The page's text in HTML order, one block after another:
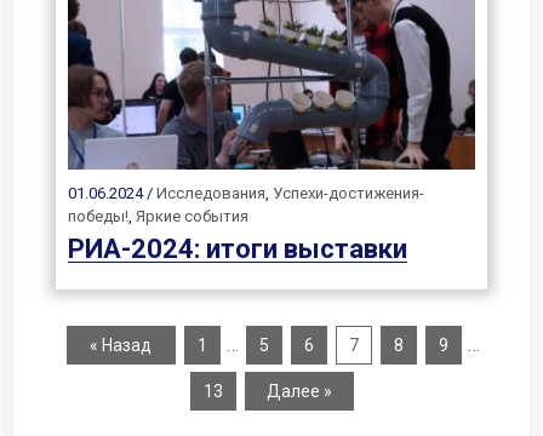
01.06.2024 / Исследования, Успехи-достижения-
победы!, Яркие события
РИА-2024: итоги выставки
« Назад 1 … 5 6 7 8 9 …
13 Далее »